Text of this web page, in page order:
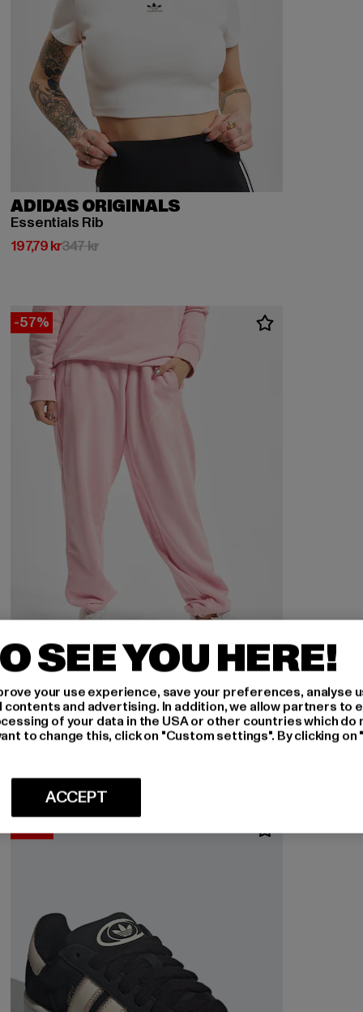
ADIDAS ORIGINALS
Essentials Rib
197,79 kr
Nuvarande pris: 197,79 kr
347 krKampanjpris: 347 kr
-57%
ADIDAS ORIGINALS
Track
297,99 kr
Nuvarande pris: 297,99 kr
693 krKampanjpris: 693 kr
-53%
SEE YOU HERE!
your use experience, save your preferences, analyse
and advertising. In addition, we allow partners to
of your data in the USA or other countries which do
to change this, click on "Custom settings". By clicking
ACCEPT